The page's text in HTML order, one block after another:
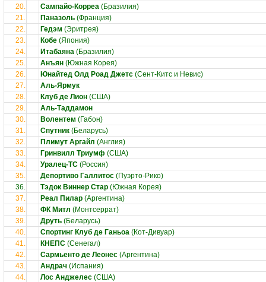
20.
Сампайо-Корреа (Бразилия)
21.
Паназоль (Франция)
22.
Гедэм (Эритрея)
23.
Кобе (Япония)
24.
Итабаяна (Бразилия)
25.
Анъян (Южная Корея)
26.
Юнайтед Олд Роад Джетс (Сент-Китс и Невис)
27.
Аль-Ярмук
28.
Клуб де Лион (США)
29.
Аль-Таддамон
30.
Волентем (Габон)
31.
Спутник (Беларусь)
32.
Плимут Аргайл (Англия)
33.
Гринвилл Триумф (США)
34.
Уралец-ТС (Россия)
35.
Депортиво Галлитос (Пуэрто-Рико)
36.
Тэдок Виннер Стар (Южная Корея)
37.
Реал Пилар (Аргентина)
38.
ФК Митл (Монтсеррат)
39.
Друть (Беларусь)
40.
Спортинг Клуб де Ганьоа (Кот-Дивуар)
41.
КНЕПС (Сенегал)
42.
Сармьенто де Леонес (Аргентина)
43.
Андрач (Испания)
44.
Лос Анджелес (США)